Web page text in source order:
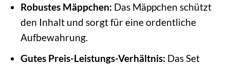
Robustes Mäppchen: Das Mäppchen schützt
den Inhalt und sorgt für eine ordentliche
Aufbewahrung.
Gutes Preis-Leistungs-Verhältnis: Das Set